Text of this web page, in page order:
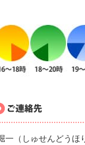
一（しゅせんどうほ